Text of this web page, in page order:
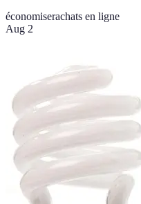
économiserachats en ligne
Aug 2